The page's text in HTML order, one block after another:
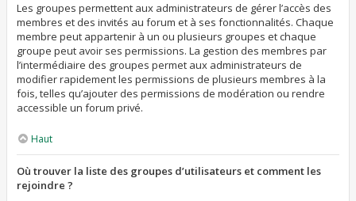
Les groupes permettent aux administrateurs de gérer l’accès des
membres et des invités au forum et à ses fonctionnalités. Chaque
membre peut appartenir à un ou plusieurs groupes et chaque
groupe peut avoir ses permissions. La gestion des membres par
l’intermédiaire des groupes permet aux administrateurs de
modifier rapidement les permissions de plusieurs membres à la
fois, telles qu’ajouter des permissions de modération ou rendre
accessible un forum privé.
Haut
Où trouver la liste des groupes d’utilisateurs et comment les
rejoindre ?